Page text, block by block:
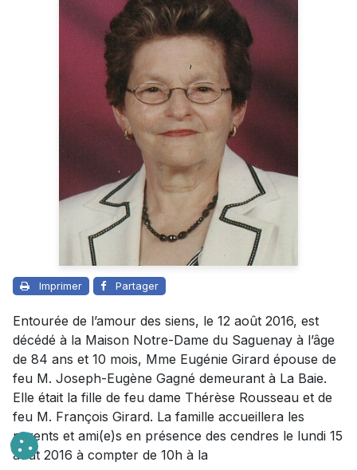
Imprimer Partager
Entourée de l’amour des siens, le 12 août 2016, est
décédé à la Maison Notre-Dame du Saguenay à l’âge
de 84 ans et 10 mois, Mme Eugénie Girard épouse de
feu M. Joseph-Eugène Gagné demeurant à La Baie.
Elle était la fille de feu dame Thérèse Rousseau et de
feu M. François Girard. La famille accueillera les
parents et ami(e)s en présence des cendres le lundi 15
août 2016 à compter de 10h à la